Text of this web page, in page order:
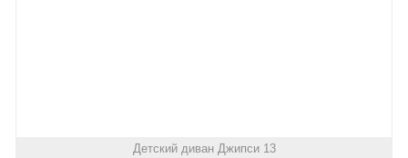
Детский диван Джипси 13